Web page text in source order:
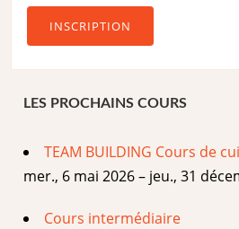
INSCRIPTION
LES PROCHAINS COURS
TEAM BUILDING Cours de
mer., 6 mai 2026 – jeu., 31
Cours intermédiaire